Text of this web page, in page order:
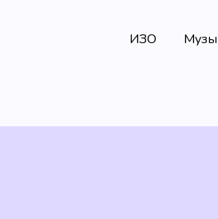
ИЗО